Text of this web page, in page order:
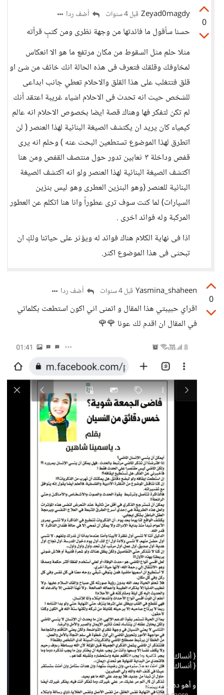
0
Zeyad0magdy قبل 4 سنوات أضف ردا
حسنا سأقول ما فائدتها من وجهة نظرى ومن كتبٍ قرأته
مثلا حلم مثل السقوط من مكان مرتفع ما هو الا انعكاس
لمخاوفك وقلقك فتعرف فى هذه الحالة انك خائف من شئ او
قلق فتتغلب على هذا القلق والاحلام تعطي جانب ابداعى
للشخص حيث انه تحدث فى الاحلام اشياء غريبة اعتقد أنك
لم تكن لتفكر فها وهناك قصة ايضا بخصوص الاحلام انه عالم
كيمياء كان يريد ان يكتشف الصيغة البنائية لهذا العنصر ( لن
اتطرق لهذا الموضوع تستطعين البحث عنه ) وحلم انه يرى
قفص وداخلة ٣ ثعابين تدور حول منتصف القفص ومن هنا
اكتشف الصيغة البنائية لهذا العنصر ولو انه اكتشف الصيغة
البنائية للعنصر (وهو البنزين العطرى وهو ليس بنزين
السيارات) لما كنت سوف ترى عطوراً وانا هنا اتكلم عن العطور
المركبة وله فوائد اخرى .
اذا فى نهاية الكلام هناك فوائد له ويؤثر على حياتنا ولكٍ ان
تبحثى فى هذا الموضوع اكثر.
0
Yasmina_shaheen قبل 4 سنوات أضف ردا
اقراي حبيبتي هذا المقال و اتمنى اني اكون استطعت بكلماتي
في المقال ان اقدم لك عونا 🌹🌹